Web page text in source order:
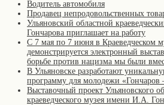
Водитель автомобиля
Продавец непродовольственных
Ульяновский областной
Гончарова приглашает на работу
С 7 мая по 7 июня в Краеведческом
демонстрируется электронный
борьбе против нацизма мы были
В Ульяновске разработают
программу для молодежи «Гончаров
Выставочный проект Ульяновского
краеведческого музея имени И.А.